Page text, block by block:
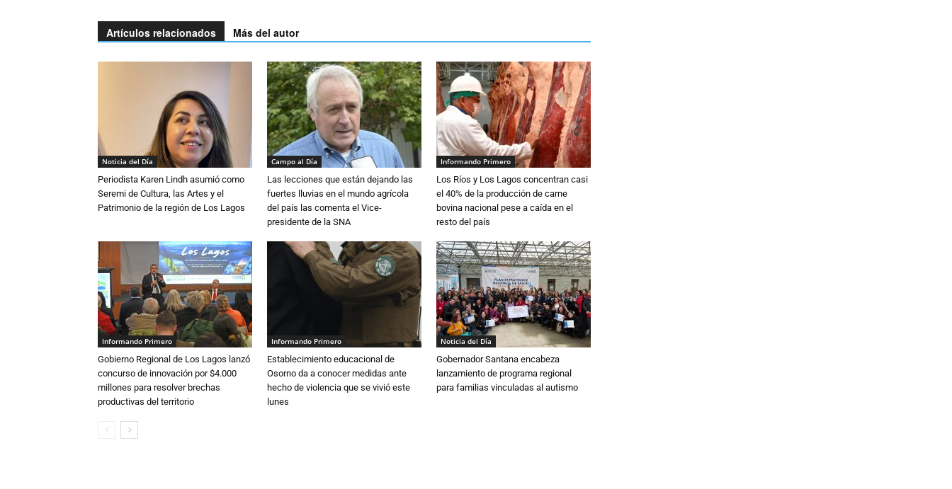
Artículos relacionados Más del autor
Noticia del Día
Periodista Karen Lindh asumió como
Seremi de Cultura, las Artes y el
Patrimonio de la región de Los Lagos
Campo al Día
Las lecciones que están dejando las
fuertes lluvias en el mundo agrícola
del país las comenta el Vice-
presidente de la SNA
Informando Primero
Los Ríos y Los Lagos concentran casi
el 40% de la producción de carne
bovina nacional pese a caída en el
resto del país
Informando Primero
Gobierno Regional de Los Lagos lanzó
concurso de innovación por $4.000
millones para resolver brechas
productivas del territorio
Informando Primero
Establecimiento educacional de
Osorno da a conocer medidas ante
hecho de violencia que se vivió este
lunes
Noticia del Día
Gobernador Santana encabeza
lanzamiento de programa regional
para familias vinculadas al autismo